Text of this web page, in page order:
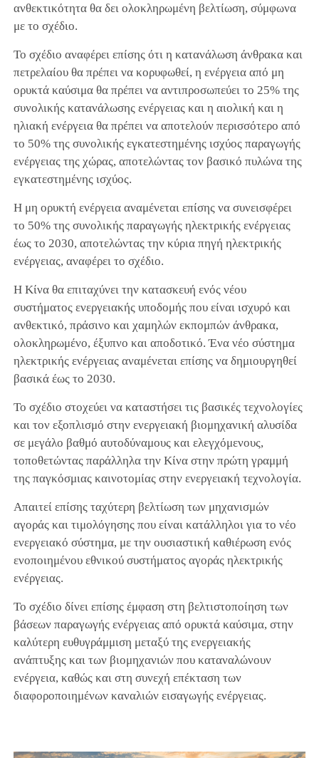
ανθεκτικότητα θα δει ολοκληρωμένη βελτίωση, σύμφωνα
με το σχέδιο.
Το σχέδιο αναφέρει επίσης ότι η κατανάλωση άνθρακα και
πετρελαίου θα πρέπει να κορυφωθεί, η ενέργεια από μη
ορυκτά καύσιμα θα πρέπει να αντιπροσωπεύει το 25% της
συνολικής κατανάλωσης ενέργειας και η αιολική και η
ηλιακή ενέργεια θα πρέπει να αποτελούν περισσότερο από
το 50% της συνολικής εγκατεστημένης ισχύος παραγωγής
ενέργειας της χώρας, αποτελώντας τον βασικό πυλώνα της
εγκατεστημένης ισχύος.
Η μη ορυκτή ενέργεια αναμένεται επίσης να συνεισφέρει
το 50% της συνολικής παραγωγής ηλεκτρικής ενέργειας
έως το 2030, αποτελώντας την κύρια πηγή ηλεκτρικής
ενέργειας, αναφέρει το σχέδιο.
Η Κίνα θα επιταχύνει την κατασκευή ενός νέου
συστήματος ενεργειακής υποδομής που είναι ισχυρό και
ανθεκτικό, πράσινο και χαμηλών εκπομπών άνθρακα,
ολοκληρωμένο, έξυπνο και αποδοτικό. Ένα νέο σύστημα
ηλεκτρικής ενέργειας αναμένεται επίσης να δημιουργηθεί
βασικά έως το 2030.
Το σχέδιο στοχεύει να καταστήσει τις βασικές τεχνολογίες
και τον εξοπλισμό στην ενεργειακή βιομηχανική αλυσίδα
σε μεγάλο βαθμό αυτοδύναμους και ελεγχόμενους,
τοποθετώντας παράλληλα την Κίνα στην πρώτη γραμμή
της παγκόσμιας καινοτομίας στην ενεργειακή τεχνολογία.
Απαιτεί επίσης ταχύτερη βελτίωση των μηχανισμών
αγοράς και τιμολόγησης που είναι κατάλληλοι για το νέο
ενεργειακό σύστημα, με την ουσιαστική καθιέρωση ενός
ενοποιημένου εθνικού συστήματος αγοράς ηλεκτρικής
ενέργειας.
Το σχέδιο δίνει επίσης έμφαση στη βελτιστοποίηση των
βάσεων παραγωγής ενέργειας από ορυκτά καύσιμα, στην
καλύτερη ευθυγράμμιση μεταξύ της ενεργειακής
ανάπτυξης και των βιομηχανιών που καταναλώνουν
ενέργεια, καθώς και στη συνεχή επέκταση των
διαφοροποιημένων καναλιών εισαγωγής ενέργειας.